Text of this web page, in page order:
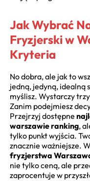
Jak Wybrać
Fryzjerski w
Kryteria
No dobra, ale jak to
jedną, jedyną, idealną
myślisz. Wystarczy
Zanim podejmiesz
Przejrzyj dostępne
warszawie ranking,
tylko punkt wyjścia.
znacznie ważniejsze.
fryzjerstwa
nie tylko ceną, ale
zaprocentuje w